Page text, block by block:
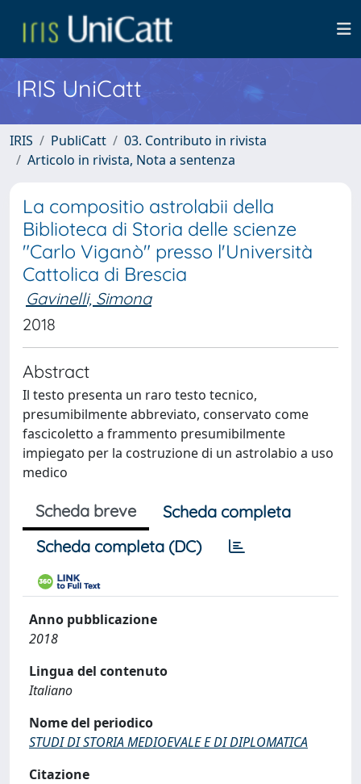
IRIS UniCatt
IRIS PubliCatt
03. Contributo in rivista
Articolo in rivista, Nota a sentenza
La compositio astrolabii della
Biblioteca di Storia delle scienze
"Carlo Viganò" presso l'Università
Cattolica di Brescia
Gavinelli, Simona
2018
Abstract
Il testo presenta un raro testo tecnico,
presumibilmente abbreviato, conservato come
fascicoletto a frammento presumibilmente
impiegato per la costruzione di un astrolabio a uso
medico
Scheda breve
Scheda completa
Scheda completa (DC)
Anno pubblicazione
2018
Lingua del contenuto
Italiano
Nome del periodico
STUDI DI STORIA MEDIOEVALE E DI DIPLOMATICA
Citazione